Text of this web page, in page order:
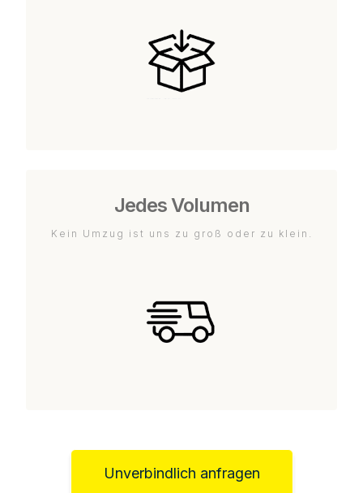
Jedes Volumen
Kein Umzug ist uns zu groß oder zu klein.
Unverbindlich anfragen